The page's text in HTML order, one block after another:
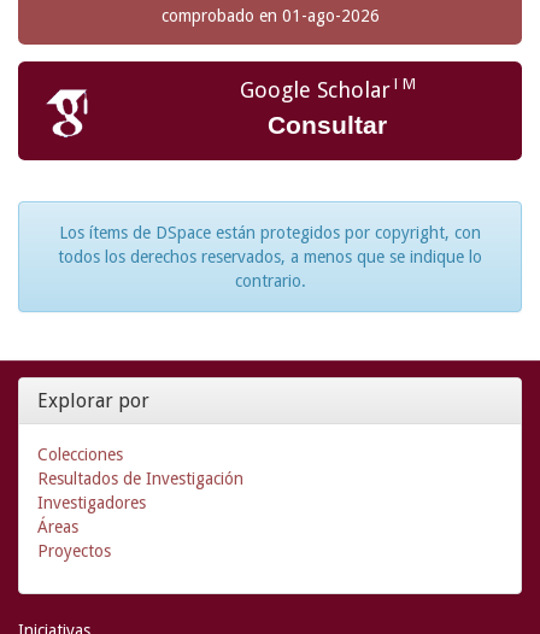
comprobado en 01-ago-2026
Google ScholarTM
Consultar
Los ítems de DSpace están protegidos por copyright, con
todos los derechos reservados, a menos que se indique lo
contrario.
Explorar por
Colecciones
Resultados de Investigación
Investigadores
Áreas
Proyectos